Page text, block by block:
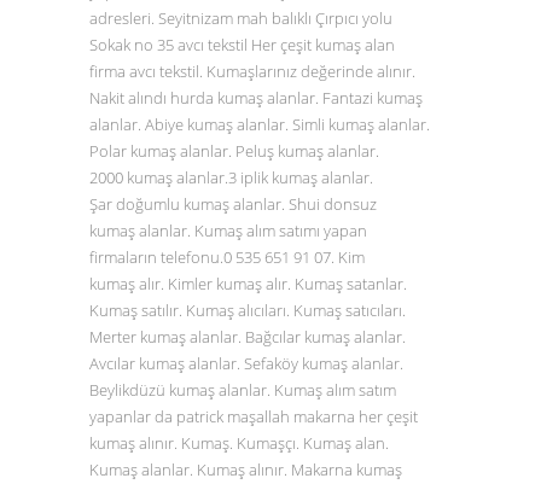
adresleri. Seyitnizam mah balıklı Çırpıcı yolu
Sokak no 35 avcı tekstil Her çeşit kumaş alan
firma avcı tekstil. Kumaşlarınız değerinde alınır.
Nakit alındı hurda kumaş alanlar. Fantazi kumaş
alanlar. Abiye kumaş alanlar. Simli kumaş alanlar.
Polar kumaş alanlar. Peluş kumaş alanlar.
2000 kumaş alanlar.3 iplik kumaş alanlar.
Şar doğumlu kumaş alanlar. Shui donsuz
kumaş alanlar. Kumaş alım satımı yapan
firmaların telefonu.0 535 651 91 07. Kim
kumaş alır. Kimler kumaş alır. Kumaş satanlar.
Kumaş satılır. Kumaş alıcıları. Kumaş satıcıları.
Merter kumaş alanlar. Bağcılar kumaş alanlar.
Avcılar kumaş alanlar. Sefaköy kumaş alanlar.
Beylikdüzü kumaş alanlar. Kumaş alım satım
yapanlar da patrick maşallah makarna her çeşit
kumaş alınır. Kumaş. Kumaşçı. Kumaş alan.
Kumaş alanlar. Kumaş alınır. Makarna kumaş